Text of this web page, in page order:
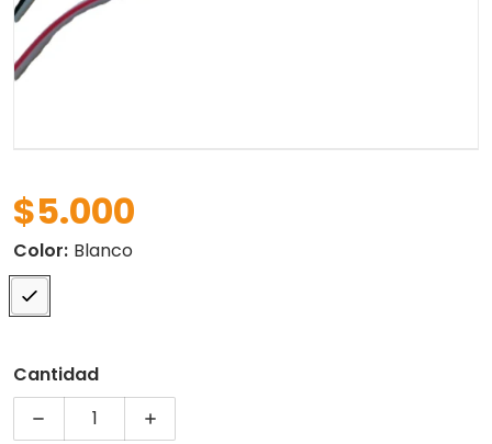
$5.000
Color: Blanco
Cantidad
Disminuir cantidad para MODULO LED 1 SMD 3030
Aumentar cantidad para MODULO LED